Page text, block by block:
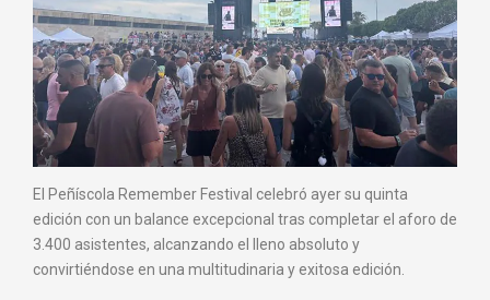
El Peñíscola Remember Festival celebró ayer su quinta
edición con un balance excepcional tras completar el aforo de
3.400 asistentes, alcanzando el lleno absoluto y
convirtiéndose en una multitudinaria y exitosa edición.